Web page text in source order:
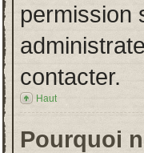
permission
contacter.
Haut
Pourquoi